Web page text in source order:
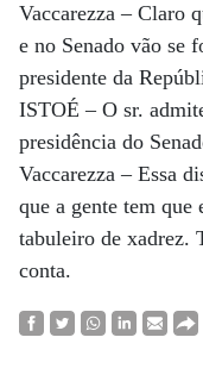
Vaccarezza – Claro
e no Senado vão se
presidente da
ISTOÉ – O sr.
presidência do
Vaccarezza – Essa
que a gente tem que
tabuleiro de xadrez.
conta.